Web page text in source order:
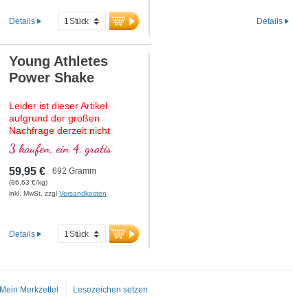
Details Details
Young Athletes
Power Shake
Leider ist dieser Artikel
aufgrund der großen
Nachfrage derzeit nicht
lieferbar. Einen genauen
Liefertermin können wir
momentan noch nicht
nennen.
Enthält hochwertiges Whey-
Protein-Isolat mit BCAAs &
Regeneration. Sango-
3 kaufen, ein 4. gratis
59,95 € 692 Gramm
(86,63 €/kg)
inkl. MwSt. zzgl Versandkosten
Details
Mein Merkzettel Lesezeichen setzen